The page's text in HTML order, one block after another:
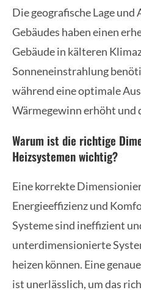
Die geografische Lage und
Gebäudes haben einen
Gebäude in kälteren
Sonneneinstrahlung
während eine optimale
Wärmegewinn erhöht und
Warum ist die richtige
Heizsystemen wichtig?
Eine korrekte
Energieeffizienz und
Systeme sind ineffizient
unterdimensionierte
heizen können. Eine
ist unerlässlich, um das